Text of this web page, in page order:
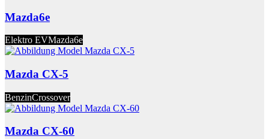
Mazda6e
Elektro EVMazda6e
Mazda CX-5
BenzinCrossover
Mazda CX-60